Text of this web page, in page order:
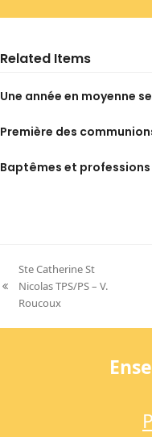
Related Items
Une année en moyenne
Première des
Baptêmes et
previous
post:
Ste Catherine St
Nicolas TPS/PS – V.
Roucoux